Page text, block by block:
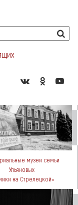
музеи семьи
Ульяновых
на Стрелецкой»